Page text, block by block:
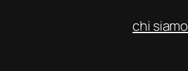
chi siamo